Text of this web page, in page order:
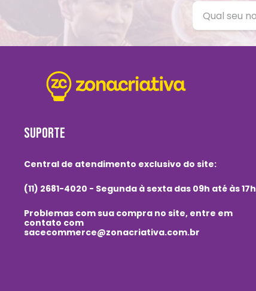
SUPORTE
Central de atendimento exclusivo do site:
(11) 2681-4020 - Segunda à sexta das 09h até às 17h
Problemas com sua compra no site, entre em
contato com
sacecommerce@zonacriativa.com.br